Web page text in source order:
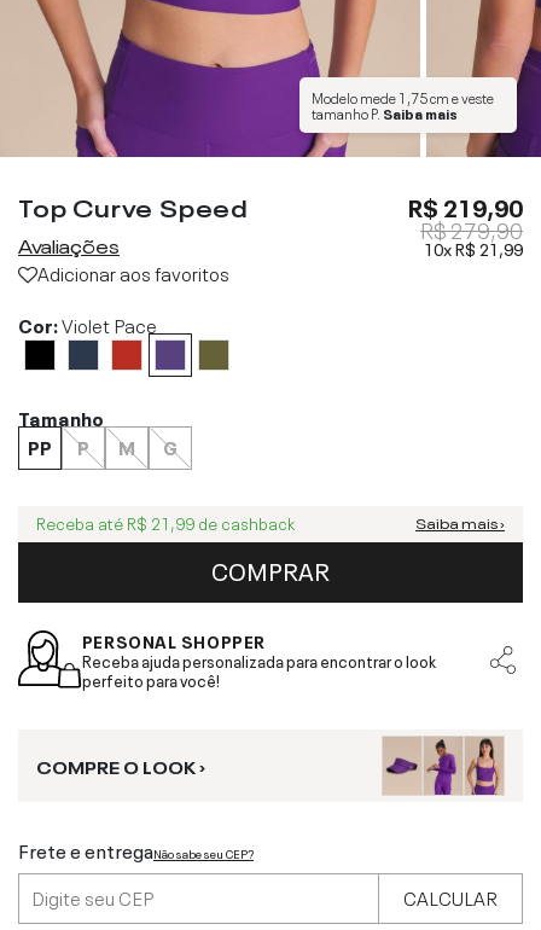
Modelo mede1,75 cme veste
tamanhoP. Saiba mais
Top Curve Speed
Avaliações
Adicionar aos favoritos
R$ 219,90
R$ 279,90
10xR$ 21,99
Cor:Violet Pace
Tamanho
PP
P M G
Receba até R$ 21,99 de cashback Saiba mais ›
COMPRAR
PERSONAL SHOPPER
Receba ajuda personalizada para encontrar o look
perfeito para você!
COMPRE O LOOK ›
Frete e entregaNão sabe seu CEP?
CALCULAR